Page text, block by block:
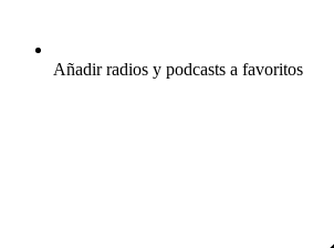
Añadir radios y podcasts a favoritos